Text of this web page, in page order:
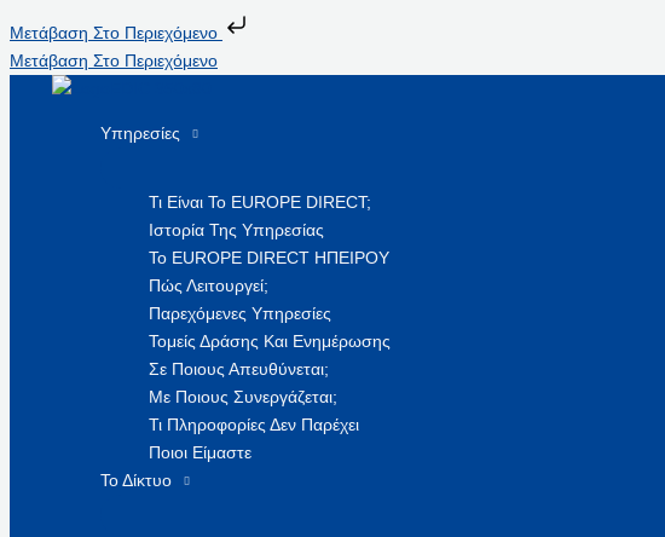
Μετάβαση Στο Περιεχόμενο
Μετάβαση Στο Περιεχόμενο
Υπηρεσίες
Τι Είναι Το EUROPE DIRECT;
Ιστορία Της Υπηρεσίας
Το EUROPE DIRECT ΗΠΕΙΡΟΥ
Πώς Λειτουργεί;
Παρεχόμενες Υπηρεσίες
Τομείς Δράσης Και Ενημέρωσης
Σε Ποιους Απευθύνεται;
Με Ποιους Συνεργάζεται;
Τι Πληροφορίες Δεν Παρέχει
Ποιοι Είμαστε
Το Δίκτυο